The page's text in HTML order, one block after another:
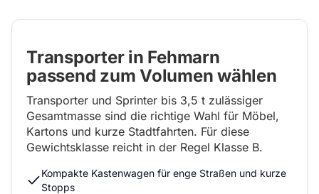
Transporter in Fehmarn
passend zum Volumen wählen
Transporter und Sprinter bis 3,5 t zulässiger
Gesamtmasse sind die richtige Wahl für Möbel,
Kartons und kurze Stadtfahrten. Für diese
Gewichtsklasse reicht in der Regel Klasse B.
Kompakte Kastenwagen für enge Straßen und kurze
Stopps